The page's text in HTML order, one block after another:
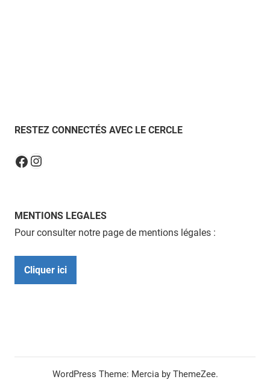
RESTEZ CONNECTÉS AVEC LE CERCLE
Facebook
Instagram
MENTIONS LEGALES
Pour consulter notre page de mentions légales :
Cliquer ici
WordPress Theme: Mercia by ThemeZee.